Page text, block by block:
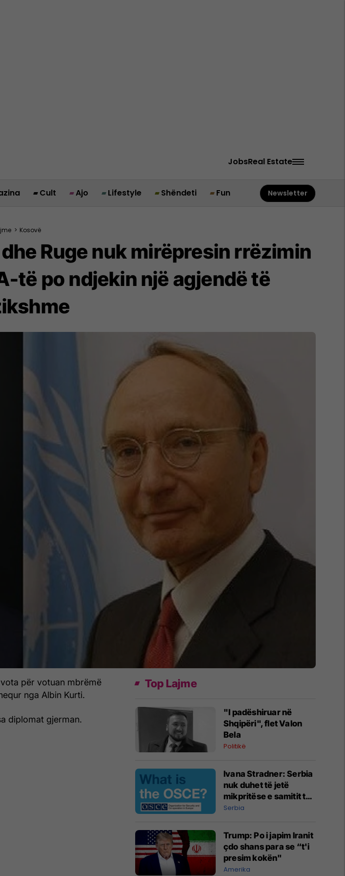
JobsReal Estate
Cult Ajo Lifestyle Shëndeti Fun Newsletter
> Kosovë
Ruge nuk mirëpresin rrëzimin
të po ndjekin një agjendë të
për votuan mbrëmë
nga Albin Kurti.
diplomat gjerman.
Top Lajme
"I padëshiruar në
Shqipëri", flet Valon
Bela
Politikë
Ivana Stradner: Serbia
nuk duhet të jetë
mikpritëse e samitit të
ardhshëm të OSBE-së
Serbia
Trump: Po i japim Iranit
çdo shans para se “t'i
presim kokën"
Amerika